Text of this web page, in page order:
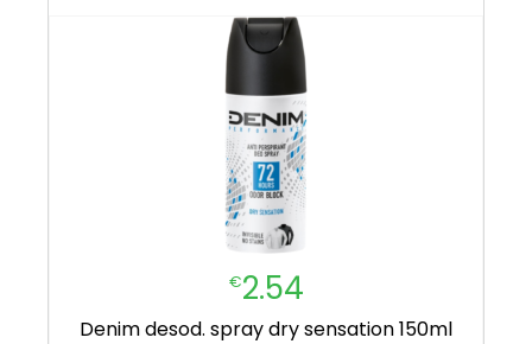
€2.54
denim desod. spray dry sensation 150ml